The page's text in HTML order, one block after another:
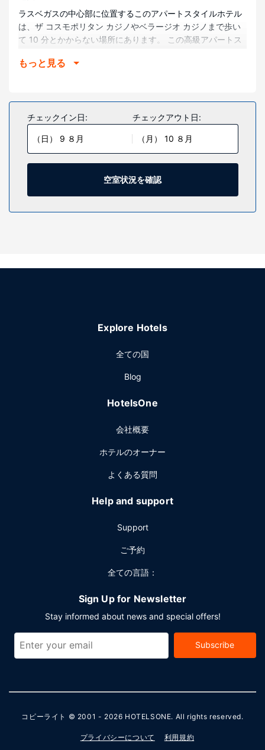
ラスベガスの中心部に位置するこのアパートスタイルホテル
は、ザ コスモポリタン カジノやベラージオ カジノまで歩い
て 10 分とかからない場所にあります。 この高級アパートス
ガス エッフェル タワーまで 0.8 km です。
アパートメントには冷房や簡易キッチンが備わり、快適にお
過ごしいただけます。アパートメントにはピロートップベッ
ドとクイーン ソファーベッドがあります。42 インチの薄型
テレビ (ケーブル番組視聴可) のほか、WiFi (無料)もご利用い
ただけます。個別の浴槽とシャワーがある専用バスルームに
は、深めの浴槽とヘアドライヤーが備わっています。
メントでリラックスしてのんびりお過ごしいただけます。レ
WiFi (無料)、コンシェルジュ サービス、ギフトショップ / ニ
ーヒーショップ / カフェなど、お食事にご利用いただける場
プールサイドバーで 1 杯飲んでリラックスしましょう。オー
ク、荷物保管サービスをお使いいただけます。敷地内にはバ
もっと見る
チェックイン日:
（日） 9 ８月
チェックアウト日:
（月） 10 ８月
空室状況を確認
Explore Hotels
全ての国
Blog
HotelsOne
会社概要
ホテルのオーナー
よくある質問
Help and support
Support
ご予約
全ての言語：
Sign Up for Newsletter
Stay informed about news and special offers!
Subscribe
コピーライト © 2001 - 2026 HOTELSONE. All rights reserved.
プライバシーについて 利用規約